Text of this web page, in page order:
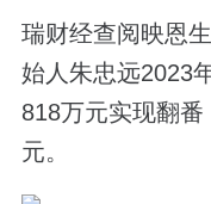
瑞财经查阅映恩
始人朱忠远2023
818万元实现翻
元。